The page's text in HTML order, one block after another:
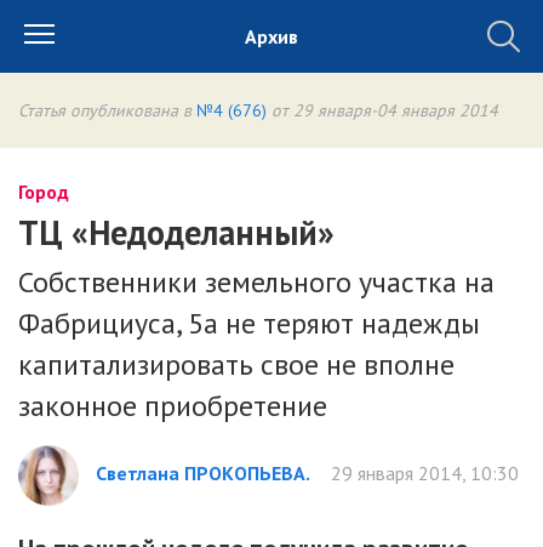
Архив
Статья опубликована в №4 (676) от 29 января-04 января 2014
Город
ТЦ «Недоделанный»
Собственники земельного участка на
Фабрициуса, 5а не теряют надежды
капитализировать свое не вполне
законное приобретение
Светлана ПРОКОПЬЕВА. 29 января 2014, 10:30